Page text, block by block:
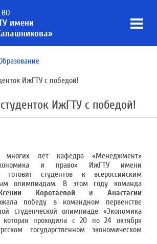
имени
ИжГТУ с победой!
ИжГТУ с победой!
многих лет кафедра «Менеджмент»
и право» ИжГТУ имени
готовит студентов к всероссийским
олимпиадам. В этом году команда
Коротаевой и Анастасии
победу в командном первенстве
студенческой олимпиаде «Экономика
проходила с 20 по 24 октября
государственном экономическом